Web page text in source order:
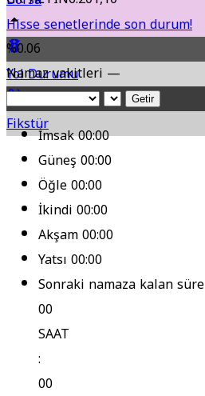
Hisse senetlerinde son durum!
Yol Durumu
Fikstür
%0.06
Namaz vakitleri —
Getir
İmsak00:00
Güneş00:00
Öğle00:00
İkindi00:00
Akşam00:00
Yatsı00:00
Sonraki namaza kalan süre
00
SAAT
:
00